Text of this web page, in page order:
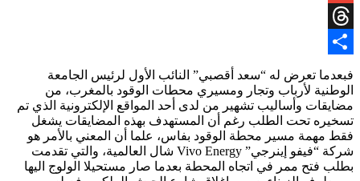
Gmail
Threads
فبعدما تعرض له “سعد أقصبي” النائب الأول لرئيس الجامعة
الوطنية لأرباب وتجار ومسيري محطات الوقود بالمغرب، من
مضايقات وأساليب تشهير من لدى أحد المواقع الإلكترونية الذي تم
تسخيره تحت الطلب رغم أن المستهدف بهذه المضايقات يشغل
فقط مهمة مسير محطة الوقود بفاس، علما أن المعني بالأمر هو
شركة “فيفو إينرجي” Vivo Energy شال العالمية، والتي تقدمت
بطلب فتح ممر في اتجاه المحطة بعدما صار مستحيلا الولوج اليها